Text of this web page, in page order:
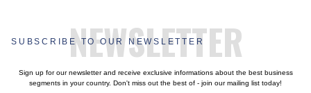
NEWSLETTER
SUBSCRIBE TO OUR NEWSLETTER
Sign up for our newsletter and receive exclusive informations about the best business
segments in your country. Don't miss out the best of - join our mailing list today!